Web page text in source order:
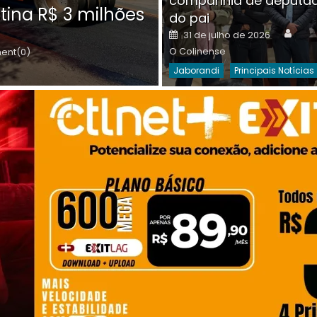
R$ 3 milhões on
30 de julho de 2026 O
Destaques Da Semana
do pai
Posted
on
31 de julho de 2026
O Colinense
Jaborandi Principais Notícias